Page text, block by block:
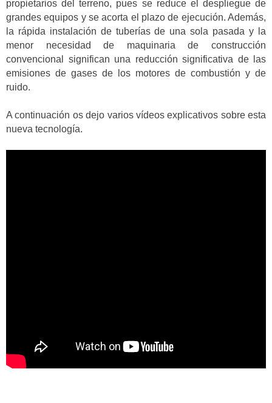
propietarios del terreno, pues se reduce el despliegue de
grandes equipos y se acorta el plazo de ejecución. Además,
la rápida instalación de tuberías de una sola pasada y la
menor necesidad de maquinaria de construcción
convencional significan una reducción significativa de las
emisiones de gases de los motores de combustión y de
ruido.
A continuación os dejo varios vídeos explicativos sobre esta
nueva tecnología.